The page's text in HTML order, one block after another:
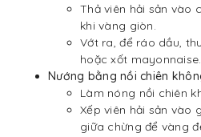
Thả viên hải sản vào
khi vàng giòn.
Vớt ra, để ráo dầu,
hoặc xốt mayonnaise.
Nướng bằng nồi chiên
Làm nóng nồi chiên
Xếp viên hải sản vào
giữa chừng để vàng